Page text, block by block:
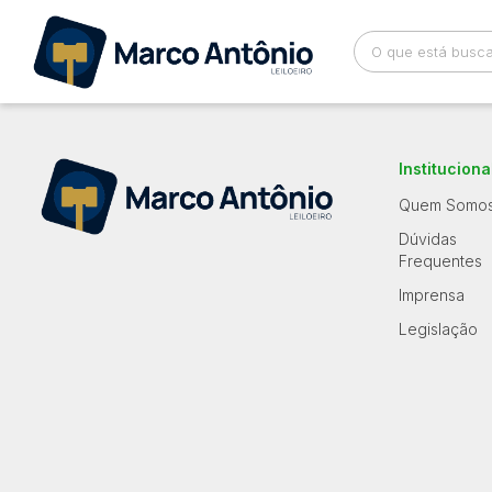
Bairro Comitente
Quem
Dúvidas
Frequentes
Imprensa
Legislação